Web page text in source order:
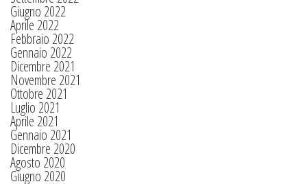
Giugno 2022
Aprile 2022
Febbraio 2022
Gennaio 2022
Dicembre 2021
Novembre 2021
Ottobre 2021
Luglio 2021
Aprile 2021
Gennaio 2021
Dicembre 2020
Agosto 2020
Giugno 2020